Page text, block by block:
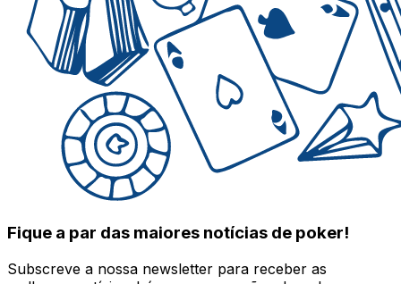
Fique a par das maiores notícias de poker!
Subscreve a nossa newsletter para receber as